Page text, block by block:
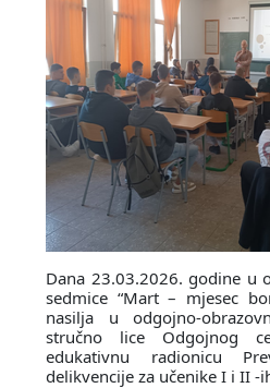
Dana 23.03.2026. godine u
sedmice “Mart – mjesec
nasilja u odgojno-
stručno lice Odgojnog
edukativnu radionicu
delikvencije za učenike I i II -